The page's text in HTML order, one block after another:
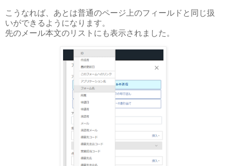
こうなれば、あとは普通のページ上のフィールドと同じ扱
いができるようになります。
先のメール本文のリストにも表示されました。